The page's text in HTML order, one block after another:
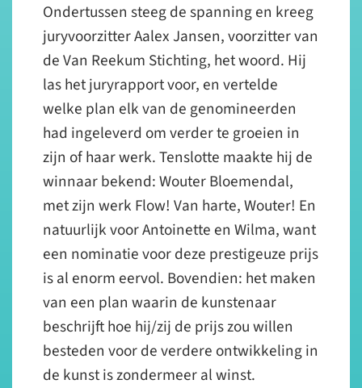
Ondertussen steeg de spanning en kreeg
juryvoorzitter Aalex Jansen, voorzitter van
de Van Reekum Stichting, het woord. Hij
las het juryrapport voor, en vertelde
welke plan elk van de genomineerden
had ingeleverd om verder te groeien in
zijn of haar werk. Tenslotte maakte hij de
winnaar bekend: Wouter Bloemendal,
met zijn werk Flow! Van harte, Wouter! En
natuurlijk voor Antoinette en Wilma, want
een nominatie voor deze prestigeuze prijs
is al enorm eervol. Bovendien: het maken
van een plan waarin de kunstenaar
beschrijft hoe hij/zij de prijs zou willen
besteden voor de verdere ontwikkeling in
de kunst is zondermeer al winst.